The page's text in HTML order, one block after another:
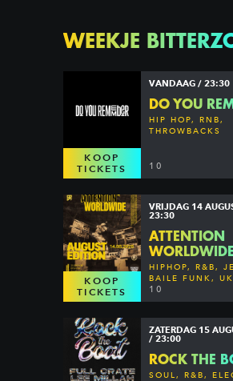
WEEKJE
KOOP
TICKETS
VANDAAG / 23:30
DO YOU
HIP HOP, RNB,
THROWBACKS
10
KOOP
TICKETS
VRIJDAG 14
23:30
ATTENTION
WORLDWIDE
HIPHOP, R&B,
BAILE FUNK,
DANCEHALL &
10
ZATERDAG 15
/ 23:00
ROCK THE
SOUL, R&B,